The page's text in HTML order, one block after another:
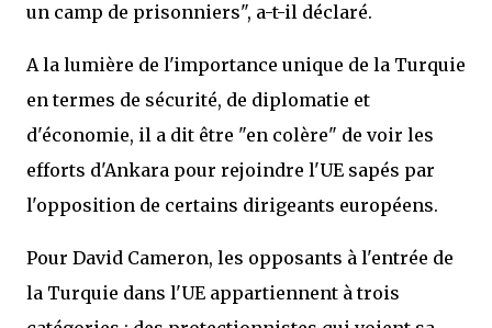
un camp de prisonniers", a-t-il déclaré.
A la lumière de l'importance unique de la Turquie
en termes de sécurité, de diplomatie et
d'économie, il a dit être "en colère" de voir les
efforts d'Ankara pour rejoindre l'UE sapés par
l'opposition de certains dirigeants européens.
Pour David Cameron, les opposants à l'entrée de
la Turquie dans l'UE appartiennent à trois